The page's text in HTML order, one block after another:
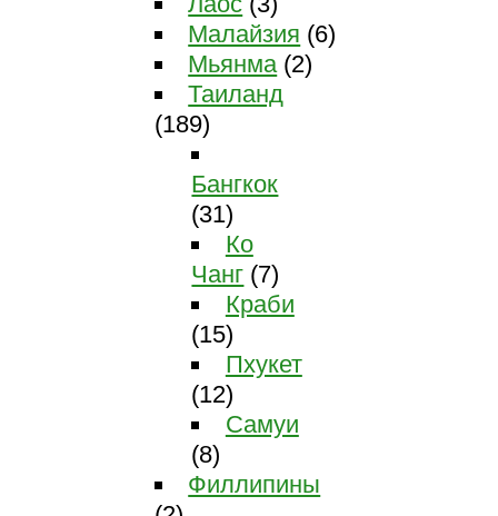
Малайзия (6)
Мьянма(2)
Таиланд
(189)
Бангкок
(31)
Ко
Чанг (7)
Краби
(15)
Пхукет
(12)
Самуи
(8)
Филлипины